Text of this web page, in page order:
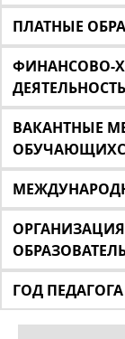
ПЛАТНЫЕ
ФИНАНСОВО-
ДЕЯТЕЛЬНОСТЬ
ВАКАНТНЫЕ
ГОД